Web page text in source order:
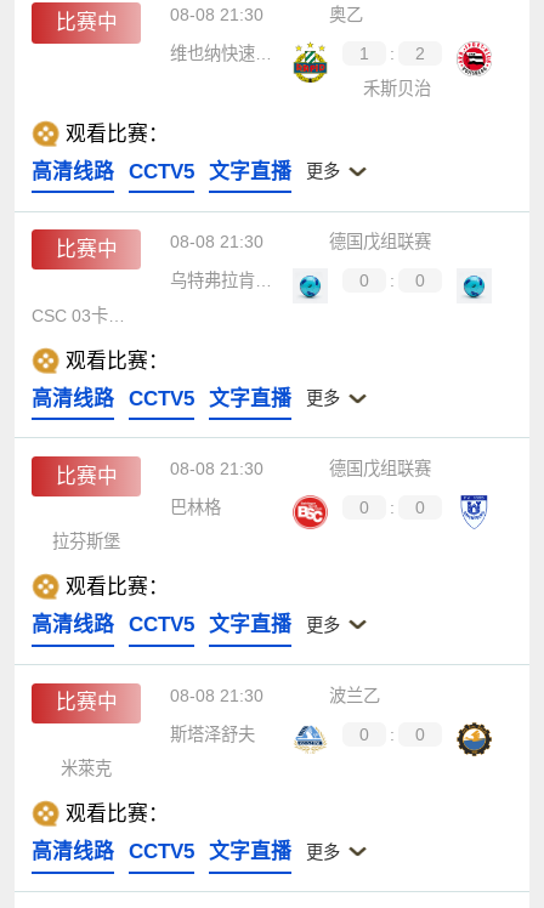
比赛中 08-08 21:30
奥乙
维也纳快速青年队
1 :
2
禾斯贝治
观看比赛：
高清线路
CCTV5 文字直播 更多
比赛中 08-08 21:30
德国戊组联赛
乌特弗拉肯巴赫
0 :
0
观看比赛：
高清线路
CCTV5 文字直播 更多
比赛中 08-08 21:30
德国戊组联赛
巴林格
0 :
0
拉芬斯堡
观看比赛：
高清线路
CCTV5 文字直播 更多
比赛中 08-08 21:30
波兰乙
斯塔泽舒夫
0 :
0
米萊克
观看比赛：
高清线路
CCTV5 文字直播 更多